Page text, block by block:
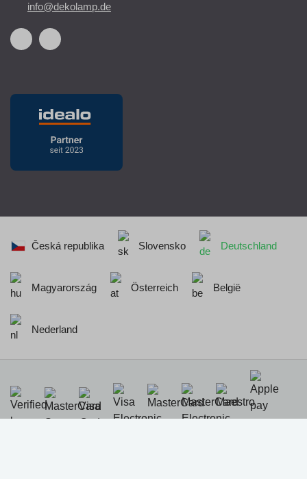
info@dekolamp.de
Česká republika Slovensko Deutschland
Magyarország Österreich België
Nederland